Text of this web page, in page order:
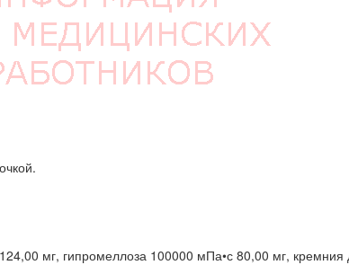
мг, гипромеллоза 100000 мПа•с 80,00 мг, кремния